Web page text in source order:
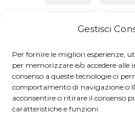
Gestisci
Per fornire le migliori esperienze,
per memorizzare e/o accedere alle
consenso a queste tecnologie ci
comportamento di navigazione o
acconsentire o ritirare il consenso
caratteristiche e funzioni.
ECODESIGN
ECONOMIA